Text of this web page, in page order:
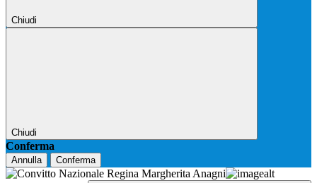
Chiudi
Chiudi
Conferma
Annulla Conferma